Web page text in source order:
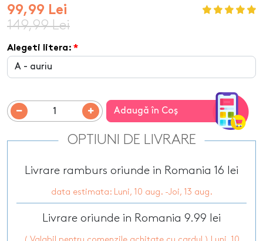
99,99 Lei
149,99 Lei
Alegeti litera:
Adaugă în Coş
OPTIUNI DE LIVRARE
Livrare ramburs oriunde in Romania 16 lei
data estimata: Luni, 10 aug. -Joi, 13 aug.
Livrare oriunde in Romania 9.99 lei